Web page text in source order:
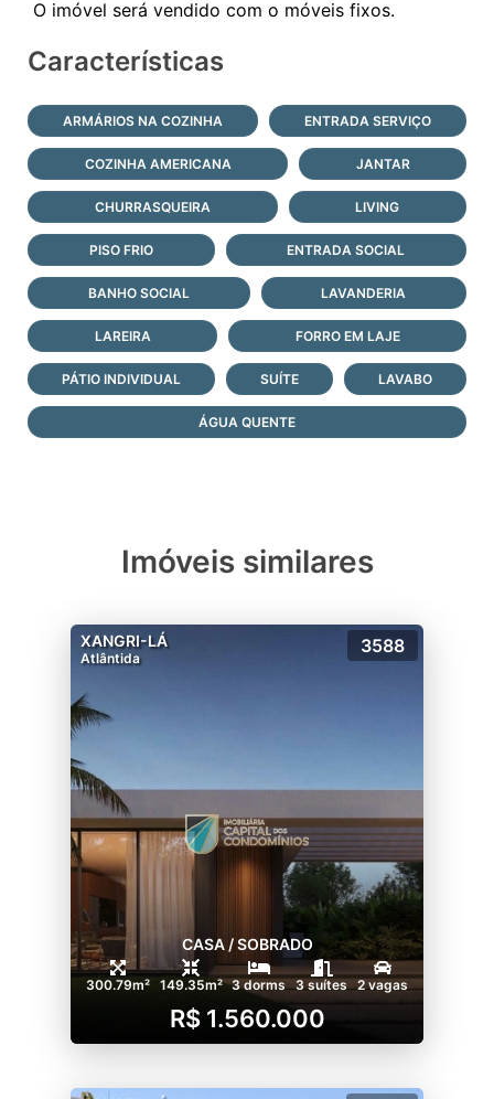
Características
ARMÁRIOS NA COZINHA ENTRADA SERVIÇO
COZINHA AMERICANA JANTAR
CHURRASQUEIRA LIVING
PISO FRIO ENTRADA SOCIAL
BANHO SOCIAL LAVANDERIA
LAREIRA FORRO EM LAJE
PÁTIO INDIVIDUAL SUÍTE LAVABO
ÁGUA QUENTE
Imóveis similares
XANGRI-LÁ
Atlântida
3588
CASA / SOBRADO
300.79m² 149.35m² 3 dorms 3 suítes 2 vagas
R$ 1.560.000